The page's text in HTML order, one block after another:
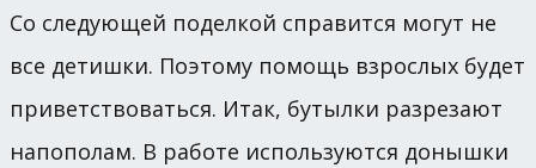
Со следующей поделкой справится могут не
все детишки. Поэтому помощь взрослых будет
приветствоваться. Итак, бутылки разрезают
напополам. В работе используются донышки